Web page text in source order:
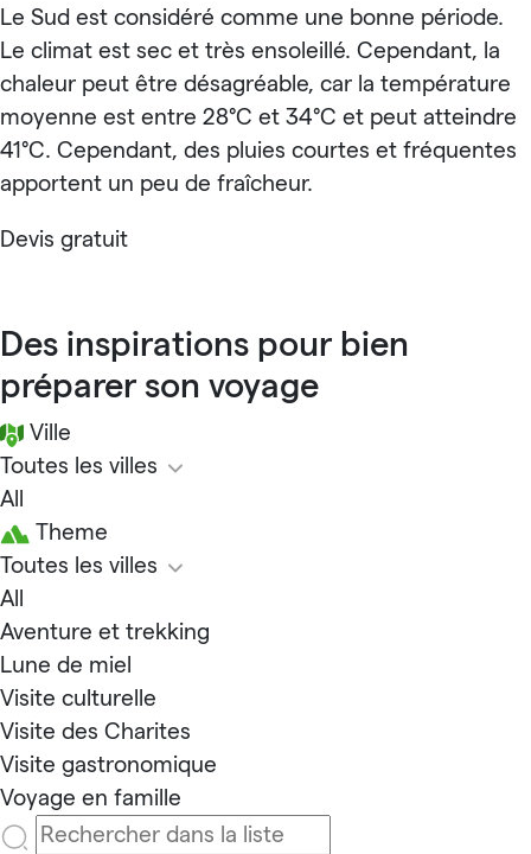
Le Sud est considéré comme une bonne période.
Le climat est sec et très ensoleillé. Cependant, la
chaleur peut être désagréable, car la température
moyenne est entre 28°C et 34°C et peut atteindre
41°C. Cependant, des pluies courtes et fréquentes
apportent un peu de fraîcheur.
Devis gratuit
Des inspirations pour bien
préparer son voyage
Ville
Toutes les villes
All
Theme
Toutes les villes
All
Aventure et trekking
Lune de miel
Visite culturelle
Visite des Charites
Visite gastronomique
Voyage en famille